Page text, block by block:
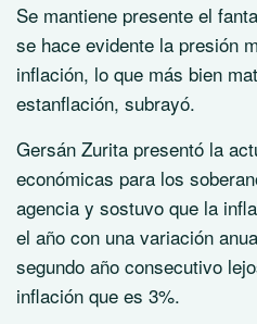
Se mantiene presente el
se hace evidente la presión
inflación, lo que más bien
estanflación, subrayó.
Gersán Zurita presentó la
económicas para los
agencia y sostuvo que la
el año con una variación
segundo año consecutivo
inflación que es 3%.